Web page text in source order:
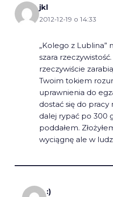
jkl
2012-12-19 o 14:33
„Kolego z Lublina”
szara
rzeczywiście
Twoim tokiem
uprawnienia do
dostać się do pracy
dalej rypać po 300
poddałem.
wyciągnę ale w
:)